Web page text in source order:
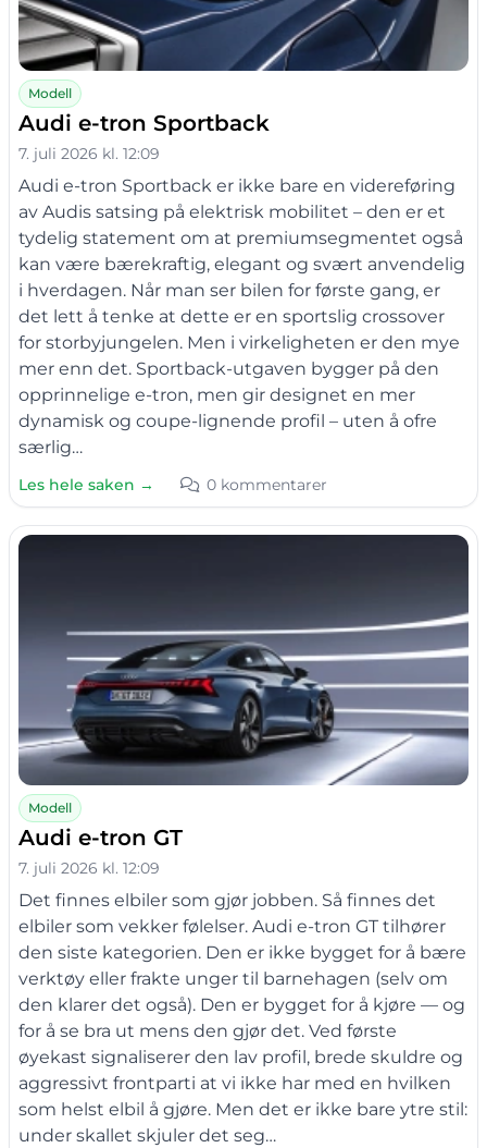
Modell
Audi e-tron Sportback
7. juli 2026 kl. 12:09
Audi e-tron Sportback er ikke bare en videreføring
av Audis satsing på elektrisk mobilitet – den er et
tydelig statement om at premiumsegmentet også
kan være bærekraftig, elegant og svært anvendelig
i hverdagen. Når man ser bilen for første gang, er
det lett å tenke at dette er en sportslig crossover
for storbyjungelen. Men i virkeligheten er den mye
mer enn det. Sportback-utgaven bygger på den
opprinnelige e-tron, men gir designet en mer
dynamisk og coupe-lignende profil – uten å ofre
særlig…
Les hele saken → 0 kommentarer
Modell
Audi e-tron GT
7. juli 2026 kl. 12:09
Det finnes elbiler som gjør jobben. Så finnes det
elbiler som vekker følelser. Audi e-tron GT tilhører
den siste kategorien. Den er ikke bygget for å bære
verktøy eller frakte unger til barnehagen (selv om
den klarer det også). Den er bygget for å kjøre — og
for å se bra ut mens den gjør det. Ved første
øyekast signaliserer den lav profil, brede skuldre og
aggressivt frontparti at vi ikke har med en hvilken
som helst elbil å gjøre. Men det er ikke bare ytre stil:
under skallet skjuler det seg…